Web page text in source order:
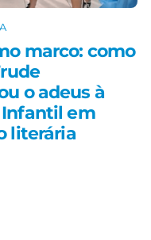
marco: como
o adeus à
Infantil em
literária